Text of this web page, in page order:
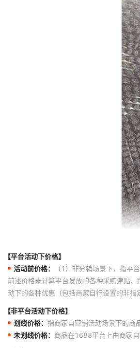
【平台活动下价格】
活动前价格：
（1）非分销场景下，指平
前述价格未计算平台发放的各种采购津贴
动下的各种优惠（包括商家自行设置的非
【非平台活动下价格】
划线价格： 指商家自营销活动场景下的商
未划线价格： 商品在1688平台上由商家